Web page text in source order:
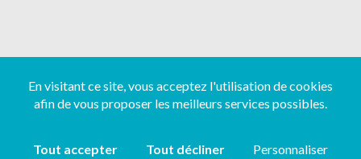
Copyright ©2026
En visitant ce site, vous acceptez l'utilisation de cookies
afin de vous proposer les meilleurs services possibles.
Tout accepter Tout décliner Personnaliser